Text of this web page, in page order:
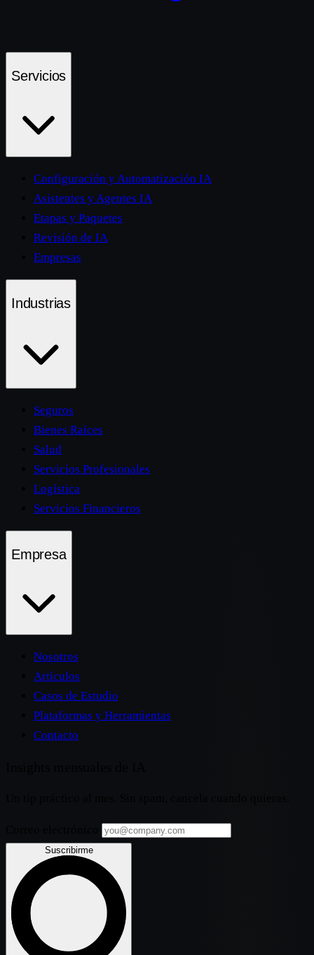
Servicios
Configuración y Automatización IA
Asistentes y Agentes IA
Etapas y Paquetes
Revisión de IA
Empresas
Industrias
Seguros
Bienes Raíces
Salud
Servicios Profesionales
Logística
Servicios Financieros
Empresa
Nosotros
Artículos
Casos de Estudio
Plataformas y Herramientas
Contacto
Suscribirme